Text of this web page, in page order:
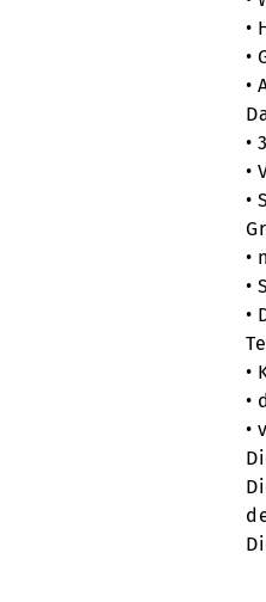
•
•
•
•
•
•
•
•
•
•
•
•